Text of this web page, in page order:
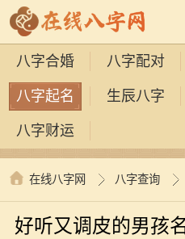
八字合婚 八字配对
八字起名 生辰八字
八字财运
在线八字网 八字查询
好听又调皮的男孩